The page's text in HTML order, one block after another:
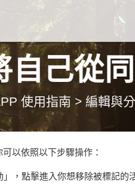
自己從
使用指南 > 編輯與
以依照以下步驟操作：
，點擊進入你想移除被標記的